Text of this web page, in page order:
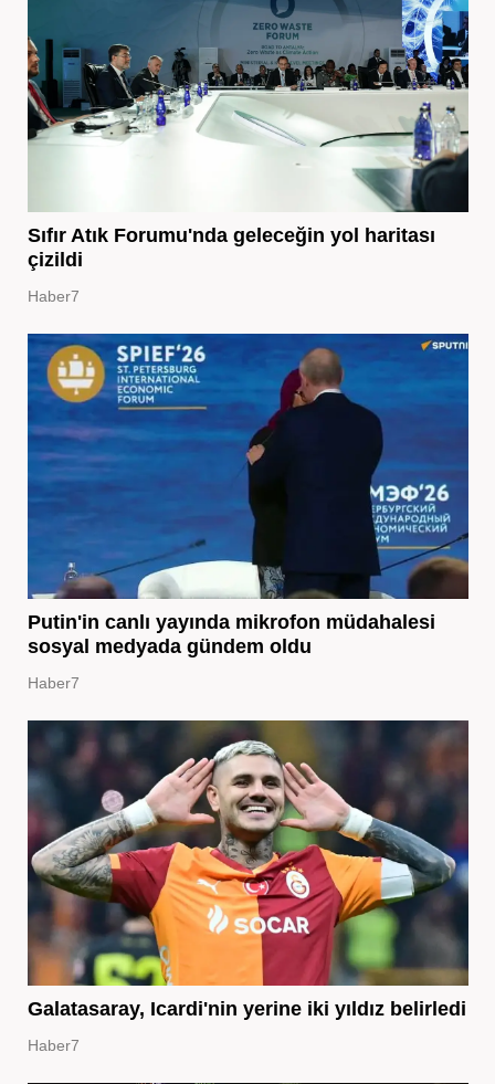
Sıfır Atık Forumu'nda geleceğin yol haritası
çizildi
Haber7
Putin'in canlı yayında mikrofon müdahalesi
sosyal medyada gündem oldu
Haber7
Galatasaray, Icardi'nin yerine iki yıldız belirledi
Haber7